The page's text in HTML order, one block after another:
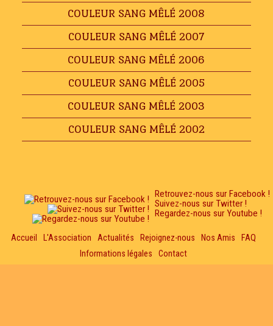
COULEUR SANG MÊLÉ 2008
COULEUR SANG MÊLÉ 2007
COULEUR SANG MÊLÉ 2006
COULEUR SANG MÊLÉ 2005
COULEUR SANG MÊLÉ 2003
COULEUR SANG MÊLÉ 2002
Retrouvez-nous sur Facebook !
Suivez-nous sur Twitter !
Regardez-nous sur Youtube !
Accueil L'Association Actualités Rejoignez-nous Nos Amis
FAQ
Informations légales
Contact